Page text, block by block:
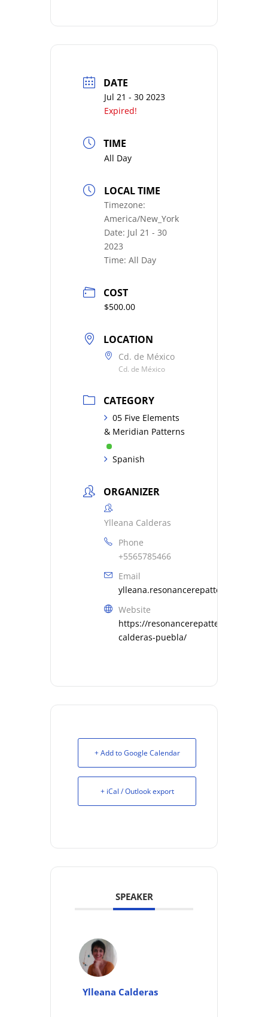
DATE
Jul 21 - 30 2023
Expired!
TIME
All Day
LOCAL TIME
Timezone:
America/New_York
Date: Jul 21 - 30
2023
Time: All Day
COST
$500.00
LOCATION
Cd. de México
Cd. de México
CATEGORY
05 Five Elements
& Meridian Patterns
Spanish
ORGANIZER
Ylleana Calderas
Phone
+5565785466
Email
Website
https://resonancerepatterning.com/
calderas-puebla/
+ Add to Google Calendar
+ iCal / Outlook export
SPEAKER
Ylleana Calderas